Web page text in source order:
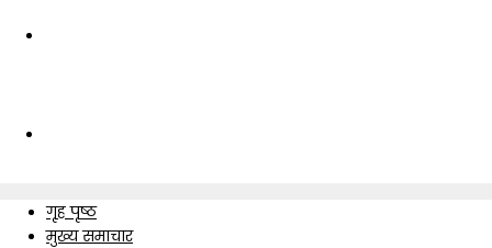
गृह पृष्ठ
मुख्य समाचार